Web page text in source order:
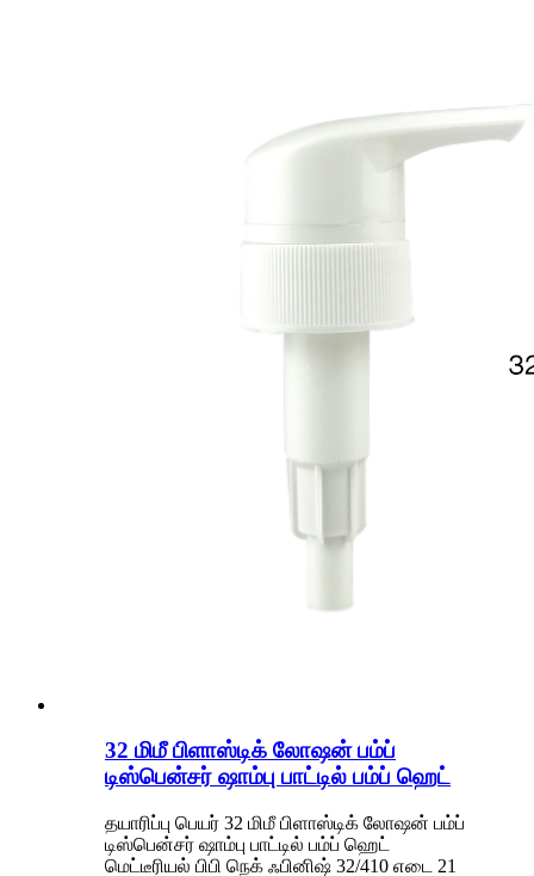
32 மிமீ பிளாஸ்டிக் லோஷன் பம்ப்
டிஸ்பென்சர் ஷாம்பு பாட்டில் பம்ப் ஹெட்
தயாரிப்பு பெயர் 32 மிமீ பிளாஸ்டிக் லோஷன் பம்ப்
டிஸ்பென்சர் ஷாம்பு பாட்டில் பம்ப் ஹெட்
மெட்டீரியல் பிபி நெக் ஃபினிஷ் 32/410 எடை 21